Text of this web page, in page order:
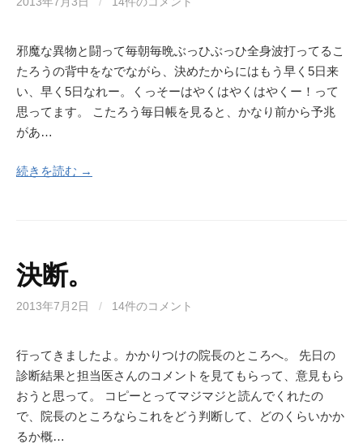
邪魔な異物と闘って毎朝毎晩ぶっひぶっひ全身波打ってるこ
たろうの背中をなでながら、決めたからにはもう早く5日来
い、早く5日なれー。くっそーはやくはやくはやくー！って
思ってます。 こたろう毎日帳を見ると、かなり前から予兆
があ…
続きを読む →
決断。
2013年7月2日 / 14件のコメント
行ってきましたよ。かかりつけの院長のところへ。 先日の
診断結果と担当医さんのコメントを見てもらって、意見もら
おうと思って。 コピーとってマジマジと読んでくれたの
で、院長のところならこれをどう判断して、どのくらいかか
るか概…